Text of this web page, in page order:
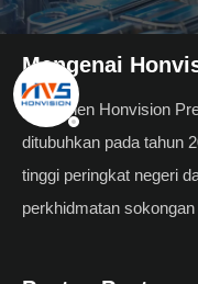
Mengenai
Shenzhen Honvision
ditubuhkan pada tahun
tinggi peringkat negeri
perkhidmatan